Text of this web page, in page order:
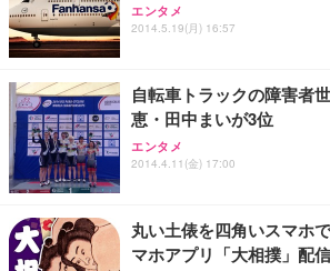
エンタメ
2014.5.19(月) 16:57
自転車トラックの障害者
恵・田中まいが3位
エンタメ
2014.4.11(金) 17:00
丸い土俵を四角いスマ
マホアプリ「大相撲」配